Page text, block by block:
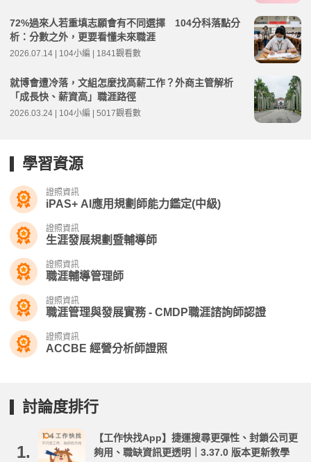
72%過來人若重填志願會有不同選擇 104分科落點分
析：分數之外，更要看懂未來職涯
2026.07.14 | 104小編 | 1841觀看數
就博會遭冷落，文組怎麼找高薪工作？外商主管解析
「成長快、薪資高」職涯路徑
2026.03.24 | 104小編 | 5017觀看數
學習資源
證照資訊
iPAS+ AI應用規劃師能力鑑定(中級)
證照資訊
生涯發展規劃暨輔導師
證照資訊
職涯輔導管理師
證照資訊
職涯管理與發展實務 - CMDP職涯諮詢師認證
證照資訊
ACCBE 經營分析師證照
討論度排行
1.
【工作快找App】捷運搜尋更彈性、封鎖公司更
夠用、職缺資訊更透明｜3.37.0 版本更新教學